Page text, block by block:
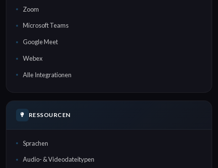
Zoom
Microsoft Teams
Google Meet
Webex
Alle Integrationen
RESSOURCEN
Sprachen
Audio- & Videodateitypen